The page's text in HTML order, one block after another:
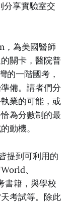
分享實驗室交
，為美國醫師
關卡，醫院普
的一階國考，
備。講者們分
業的可能，或
為分數制的最
動機。
提到可利用的
、
書籍，與學校
考試等。除此